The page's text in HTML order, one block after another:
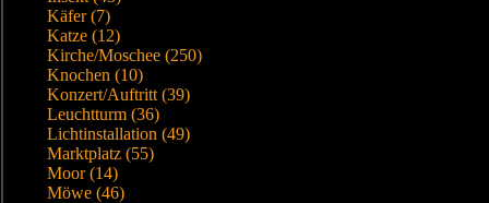
Käfer (7)
Katze (12)
Kirche/Moschee (250)
Knochen (10)
Konzert/Auftritt (39)
Leuchtturm (36)
Lichtinstallation (49)
Marktplatz (55)
Moor (14)
Möwe (46)